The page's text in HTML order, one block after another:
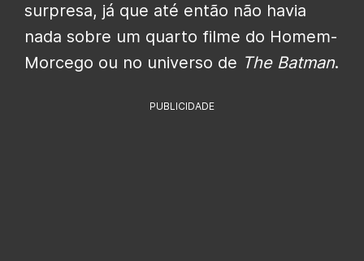
surpresa, já que até então não havia
nada sobre um quarto filme do Homem-
Morcego ou no universo de The Batman.
PUBLICIDADE